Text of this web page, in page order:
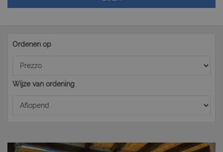
Ordenen op
Wijze van ordening